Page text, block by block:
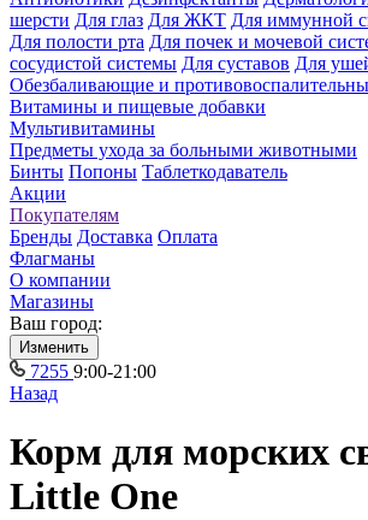
шерсти Для глаз Для ЖКТ Для иммунной
Для полости рта Для почек и мочевой
сосудистой системы Для суставов Для
Обезбаливающие и
Витамины и пищевые добавки
Мультивитамины
Предметы ухода за больными животными
Бинты Попоны Таблеткодаватель
Акции
Покупателям
Бренды Доставка Оплата
Флагманы
О компании
Магазины
Ваш город:
Изменить
7255 9:00-21:00
Назад
Корм для морских
Little One